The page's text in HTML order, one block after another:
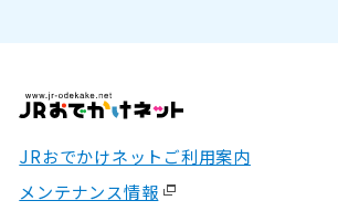
JRおでかけネットご利用案内
メンテナンス情報